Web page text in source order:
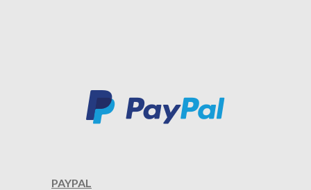
PAYPAL